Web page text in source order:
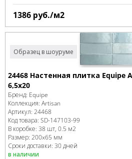
1386 руб./м2
Образец в шоуруме
24468 Настенная плитка Equipe
6,5x20
Бренд: Equipe
Коллекция: Artisan
Артикул: 24468
Код товара: SD-147103-99
В коробке: 38 шт, 0.5 м2
Размер: 200x65 мм
Сроки доставки: 30 дней
в наличии